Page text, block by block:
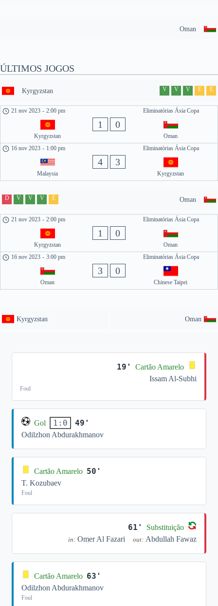
Oman
ÚLTIMOS JOGOS
Kyrgyzstan V V V E E
Eliminatórias Ásia Copa
21 nov 2023 - 2:00 pm
Kyrgyzstan
1 0
Oman
Eliminatórias Ásia Copa
16 nov 2023 - 1:00 pm
Malaysia
4 3
Kyrgyzstan
Oman
D V V V E
Eliminatórias Ásia Copa
21 nov 2023 - 2:00 pm
Kyrgyzstan
1 0
Oman
Eliminatórias Ásia Copa
16 nov 2023 - 3:00 pm
Oman
3 0
Chinese Taipei
Kyrgyzstan Oman
19'
Cartão Amarelo
Issam Al-Subhi
Foul
Gol 1:0 49'
Odilzhon Abdurakhmanov
Cartão Amarelo 50'
T. Kozubaev
Foul
61' Substituição
in: Omer Al Fazari out: Abdullah Fawaz
Cartão Amarelo 63'
Odilzhon Abdurakhmanov
Foul